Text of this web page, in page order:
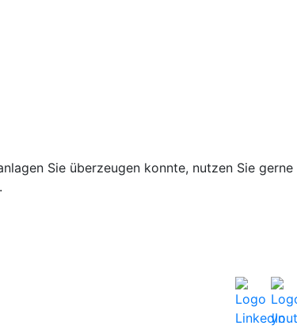
Sie überzeugen konnte, nutzen Sie gerne